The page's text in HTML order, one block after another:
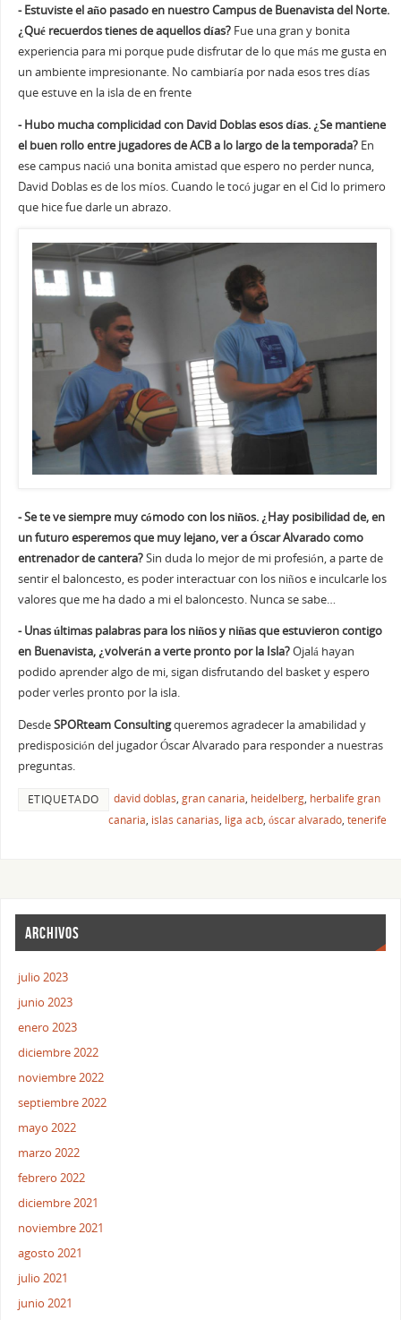
- Estuviste el año pasado en nuestro Campus de Buenavista del Norte.
¿Qué recuerdos tienes de aquellos días?Fue una gran y bonita
experiencia para mi porque pude disfrutar de lo que más me gusta en
un ambiente impresionante. No cambiaría por nada esos tres días
que estuve en la isla de en frente
- Hubo mucha complicidad con David Doblas esos días. ¿Se mantiene
el buen rollo entre jugadores de ACB a lo largo de la temporada?En
ese campus nació una bonita amistad que espero no perder nunca,
David Doblas es de los míos. Cuando le tocó jugar en el Cid lo primero
que hice fue darle un abrazo.
- Se te ve siempre muy cómodo con los niños. ¿Hay posibilidad de, en
un futuro esperemos que muy lejano, ver a Óscar Alvarado como
entrenador de cantera?Sin duda lo mejor de mi profesión, a parte de
sentir el baloncesto, es poder interactuar con los niños e inculcarle los
valores que me ha dado a mi el baloncesto. Nunca se sabe…
- Unas últimas palabras para los niños y niñas que estuvieron contigo
en Buenavista, ¿volverán a verte pronto por la Isla?Ojalá hayan
podido aprender algo de mi, sigan disfrutando del basket y espero
poder verles pronto por la isla.
DesdeSPORteam Consultingqueremos agradecer la amabilidad y
predisposición del jugador Óscar Alvarado para responder a nuestras
preguntas.
ETIQUETADO david doblas, gran canaria, heidelberg, herbalife gran
canaria, islas canarias, liga acb, óscar alvarado, tenerife
ARCHIVOS
julio 2023
junio 2023
enero 2023
diciembre 2022
noviembre 2022
septiembre 2022
mayo 2022
marzo 2022
febrero 2022
diciembre 2021
noviembre 2021
agosto 2021
julio 2021
junio 2021